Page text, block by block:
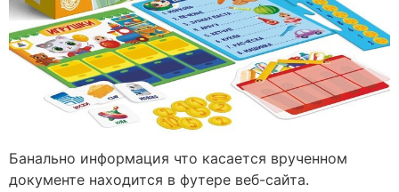
Банально информация что касается врученном
документе находится в футере веб-сайта.